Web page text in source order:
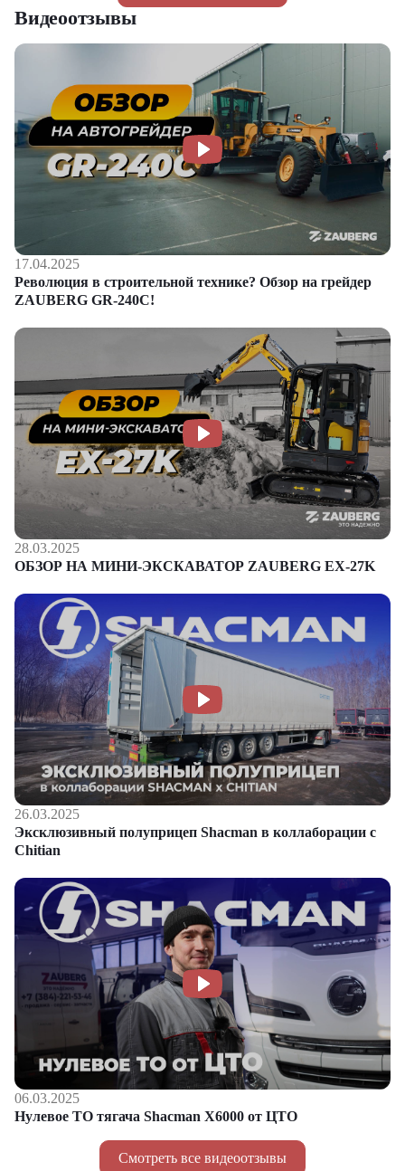
Смотреть все видеоотзывы
Видеоотзывы
17.04.2025
Революция в строительной технике? Обзор на грейдер
ZAUBERG GR-240C!
28.03.2025
ОБЗОР НА МИНИ-ЭКСКАВАТОР ZAUBERG EX-27K
26.03.2025
Эксклюзивный полуприцеп Shacman в коллаборации с
Chitian
06.03.2025
Нулевое ТО тягача Shacman Х6000 от ЦТО